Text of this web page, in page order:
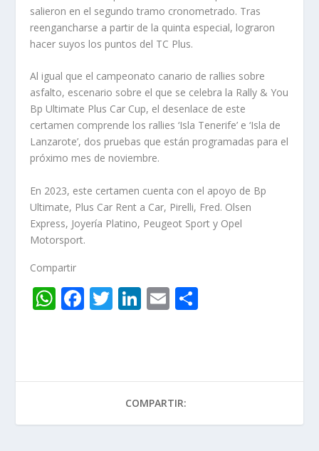
salieron en el segundo tramo cronometrado. Tras
reengancharse a partir de la quinta especial, lograron
hacer suyos los puntos del TC Plus.
Al igual que el campeonato canario de rallies sobre
asfalto, escenario sobre el que se celebra la Rally & You
Bp Ultimate Plus Car Cup, el desenlace de este
certamen comprende los rallies ‘Isla Tenerife’ e ‘Isla de
Lanzarote’, dos pruebas que están programadas para el
próximo mes de noviembre.
En 2023, este certamen cuenta con el apoyo de Bp
Ultimate, Plus Car Rent a Car, Pirelli, Fred. Olsen
Express, Joyería Platino, Peugeot Sport y Opel
Motorsport.
Compartir
W
A
p
F
o
k
T Li
dI
n
E
ar
r
COMPARTIR: